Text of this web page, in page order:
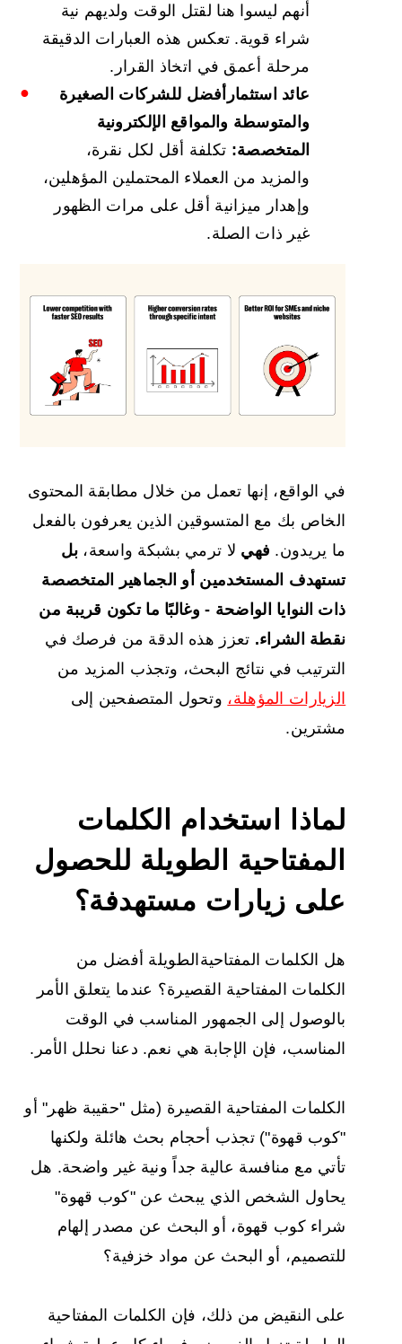
أنهم ليسوا هنا لقتل الوقت ولديهم نية
شراء قوية. تعكس هذه العبارات الدقيقة
مرحلة أعمق في اتخاذ القرار.
عائد استثمار أفضل للشركات الصغيرة
والمتوسطة والمواقع الإلكترونية
المتخصصة: تكلفة أقل لكل نقرة،
والمزيد من العملاء المحتملين المؤهلين،
وإهدار ميزانية أقل على مرات الظهور
غير ذات الصلة.
في الواقع، إنها تعمل من خلال مطابقة المحتوى
الخاص بك مع المتسوقين الذين يعرفون بالفعل
ما يريدون. فهي لا ترمي بشبكة واسعة، بل
تستهدف المستخدمين أو الجماهير المتخصصة
ذات النوايا الواضحة - وغالبًا ما تكون قريبة من
نقطة الشراء. تعزز هذه الدقة من فرصك في
الترتيب في نتائج البحث، وتجذب المزيد من
الزيارات المؤهلة، وتحول المتصفحين إلى
مشترين.
لماذا استخدام الكلمات
المفتاحية الطويلة للحصول
على زيارات مستهدفة؟
هل الكلمات المفتاحية الطويلة أفضل من
الكلمات المفتاحية القصيرة؟ عندما يتعلق الأمر
بالوصول إلى الجمهور المناسب في الوقت
المناسب، فإن الإجابة هي نعم. دعنا نحلل الأمر.
الكلمات المفتاحية القصيرة (مثل "حقيبة ظهر" أو
"كوب قهوة") تجذب أحجام بحث هائلة ولكنها
تأتي مع منافسة عالية جداً ونية غير واضحة. هل
يحاول الشخص الذي يبحث عن "كوب قهوة"
شراء كوب قهوة، أو البحث عن مصدر إلهام
للتصميم، أو البحث عن مواد خزفية؟
على النقيض من ذلك، فإن الكلمات المفتاحية